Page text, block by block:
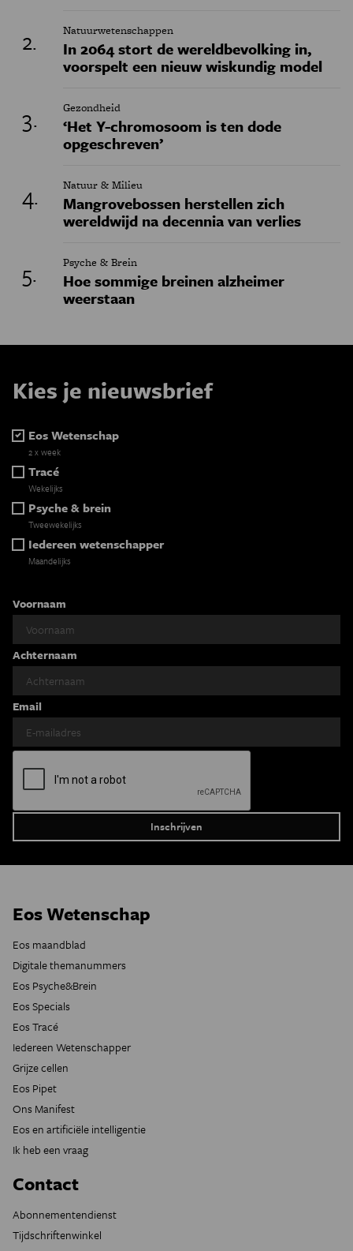
Natuurwetenschappen
In 2064 stort de wereldbevolking in,
voorspelt een nieuw wiskundig model
Gezondheid
‘Het Y-chromosoom is ten dode
opgeschreven’
Natuur & Milieu
Mangrovebossen herstellen zich
wereldwijd na decennia van verlies
Psyche & Brein
Hoe sommige breinen alzheimer
weerstaan
Kies je nieuwsbrief
Eos Wetenschap
2 x week
Tracé
Wekelijks
Psyche & brein
Tweewekelijks
Iedereen wetenschapper
Maandelijks
Voornaam
Achternaam
Email
Eos Wetenschap
Eos maandblad
Digitale themanummers
Eos Psyche&Brein
Eos Specials
Eos Tracé
Iedereen Wetenschapper
Grijze cellen
Eos Pipet
Ons Manifest
Eos en artificiële intelligentie
Ik heb een vraag
Contact
Abonnementendienst
Tijdschriftenwinkel